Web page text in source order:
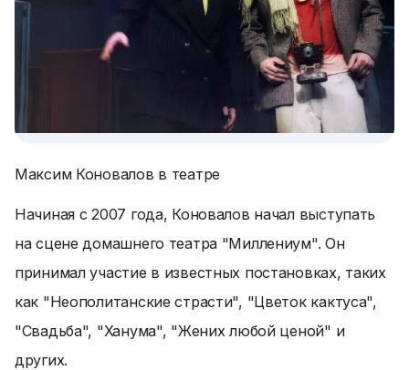
Максим Коновалов в театре
Начиная с 2007 года, Коновалов начал выступать
на сцене домашнего театра "Миллениум". Он
принимал участие в известных постановках, таких
как "Неополитанские страсти", "Цветок кактуса",
"Свадьба", "Ханума", "Жених любой ценой" и
других.